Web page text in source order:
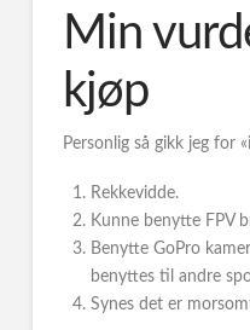
Min
kjøp
Personlig så gikk jeg for
Rekkevidde.
Kunne benytte FPV
Benytte GoPro
benyttes til andre
Synes det er